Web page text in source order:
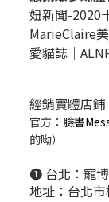
妞新聞-2020
MarieClaire
愛貓誌｜
經銷實體店鋪
官方： 臉書
的呦）
❶ 台北： 寵
地址：台北